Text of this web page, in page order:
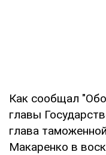
Как сообщал
главы
глава
Макаренко в